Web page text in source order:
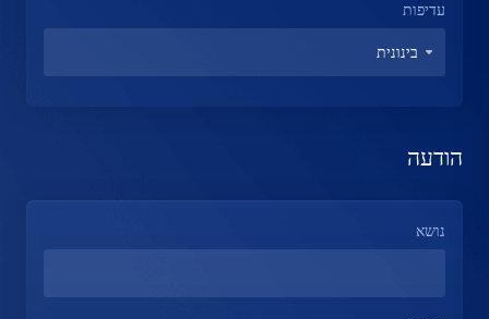
עדיפות
הודעה
נושא